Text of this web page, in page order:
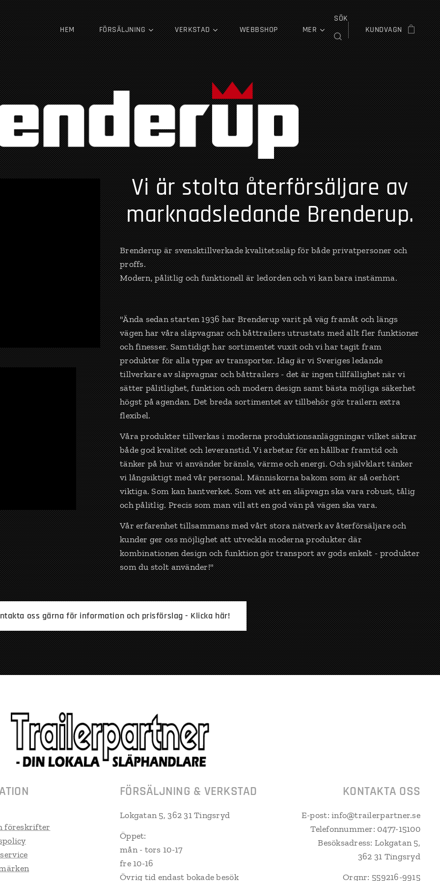
HEM FÖRSÄLJNING VERKSTAD WEBBSHOP MER
SÖK
KUNDVAGN
Vi är stolta återförsäljare av
marknadsledande Brenderup.
Brenderup är svensktillverkade kvalitetssläp för både privatpersoner och
proffs.
Modern, pålitlig och funktionell är ledorden och vi kan bara instämma.
"Ända sedan starten 1936 har Brenderup varit på väg framåt och längs
vägen har våra släpvagnar och båttrailers utrustats med allt fler funktioner
och finesser. Samtidigt har sortimentet vuxit och vi har tagit fram
produkter för alla typer av transporter. Idag är vi Sveriges ledande
tillverkare av släpvagnar och båttrailers - det är ingen tillfällighet när vi
sätter pålitlighet, funktion och modern design samt bästa möjliga säkerhet
högst på agendan. Det breda sortimentet av tillbehör gör trailern extra
flexibel.
Våra produkter tillverkas i moderna produktionsanläggningar vilket säkrar
både god kvalitet och leveranstid. Vi arbetar för en hållbar framtid och
tänker på hur vi använder bränsle, värme och energi. Och självklart tänker
vi långsiktigt med vår personal. Människorna bakom som är så oerhört
viktiga. Som kan hantverket. Som vet att en släpvagn ska vara robust, tålig
och pålitlig. Precis som man vill att en god vän på vägen ska vara.
Vår erfarenhet tillsammans med vårt stora nätverk av återförsäljare och
kunder ger oss möjlighet att utveckla moderna produkter där
kombinationen design och funktion gör transport av gods enkelt - produkter
som du stolt använder!"
oss gärna för information och prisförslag - Klicka här!
föreskrifter
FÖRSÄLJNING & VERKSTAD
Lokgatan 5, 362 31 Tingsryd
Öppet:
mån - tors 10-17
fre 10-16
Övrig tid endast bokade besök
KONTAKTA OSS
E-post: info@trailerpartner.se
Telefonnummer: 0477-15100
Besöksadress: Lokgatan 5,
362 31 Tingsryd
Orgnr: 559216-9915